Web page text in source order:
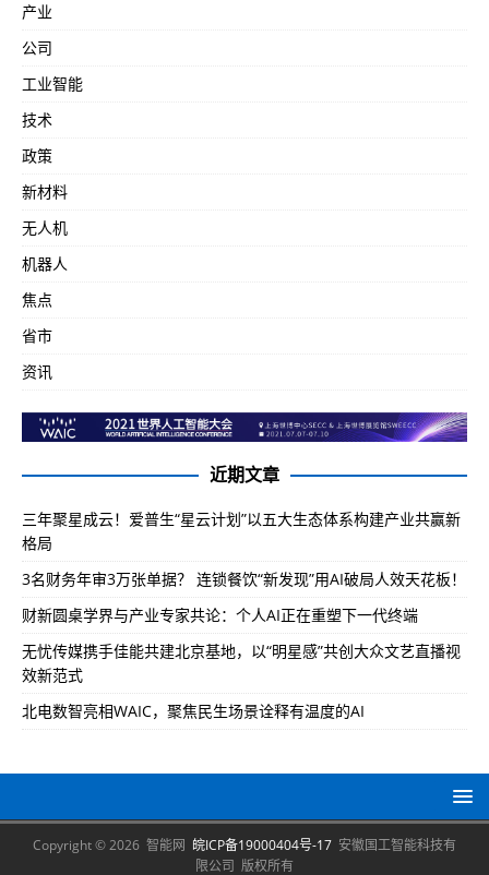
产业
公司
工业智能
技术
政策
新材料
无人机
机器人
焦点
省市
资讯
近期文章
三年聚星成云！爱普生“星云计划”以五大生态体系构建产业共赢新
格局
3名财务年审3万张单据？ 连锁餐饮“新发现”用AI破局人效天花板！
财新圆桌学界与产业专家共论：个人AI正在重塑下一代终端
无忧传媒携手佳能共建北京基地，以“明星感”共创大众文艺直播视
效新范式
北电数智亮相WAIC，聚焦民生场景诠释有温度的AI
Copyright © 2026 智能网 皖ICP备19000404号-17 安徽国工智能科技有
限公司 版权所有